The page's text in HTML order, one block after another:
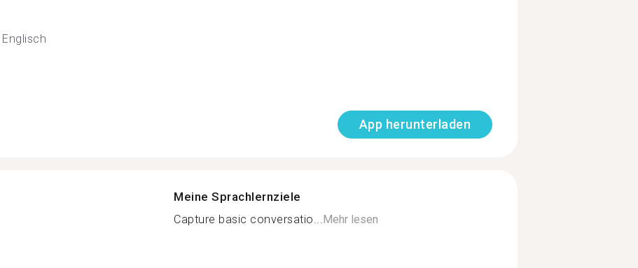
Englisch
App herunterladen
Meine Sprachlernziele
Capture basic conversatio...Mehr lesen